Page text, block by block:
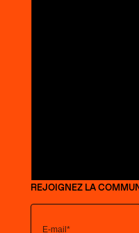
REJOIGNEZ LA